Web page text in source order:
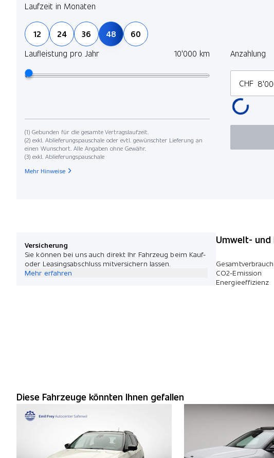
Laufzeit in Monaten
12 24 36 48
60
Laufleistung pro Jahr
10'000 km Anzahlung
CHF
(1) Gebunden für die gesamte Vertragslaufzeit.
(2) exkl. Ablieferungspauschale oder evtl. gewünschter Lieferung an
einen Wunschort. Alle Angaben ohne Gewähr.
(3) exkl. Ablieferungspauschale
Mehr Hinweise
Versicherung
Sie können bei uns auch direkt Ihr Fahrzeug beim Kauf-
oder Leasingsabschluss mitversichern lassen.
Mehr erfahren
Umwelt- und
Gesamtverbrauch
CO2-Emission
Energieeffizienz
Diese Fahrzeuge könnten Ihnen gefallen